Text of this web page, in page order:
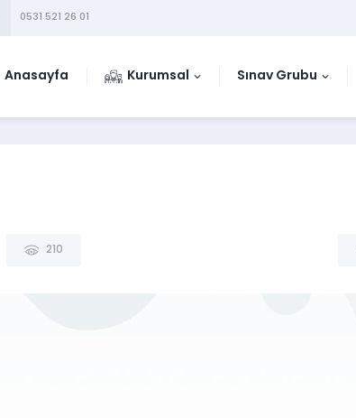
0531 521 26 01
Anasayfa Kurumsal Sınav Grubu
210